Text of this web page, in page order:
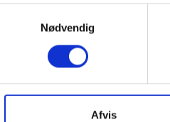
Nødvendig
Afvis
& Tovværk